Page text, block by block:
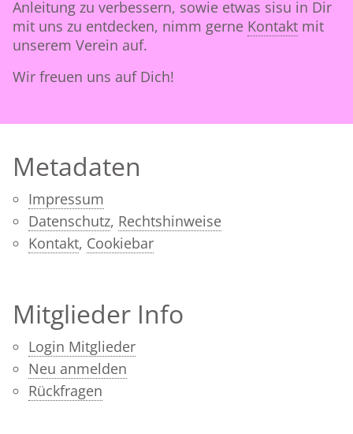
Anleitung zu verbessern, sowie etwas sisu in Dir
mit uns zu entdecken, nimm gerne Kontakt mit
unserem Verein auf.
Wir freuen uns auf Dich!
Metadaten
Impressum
Datenschutz, Rechtshinweise
Kontakt, Cookiebar
Mitglieder Info
Login Mitglieder
Neu anmelden
Rückfragen